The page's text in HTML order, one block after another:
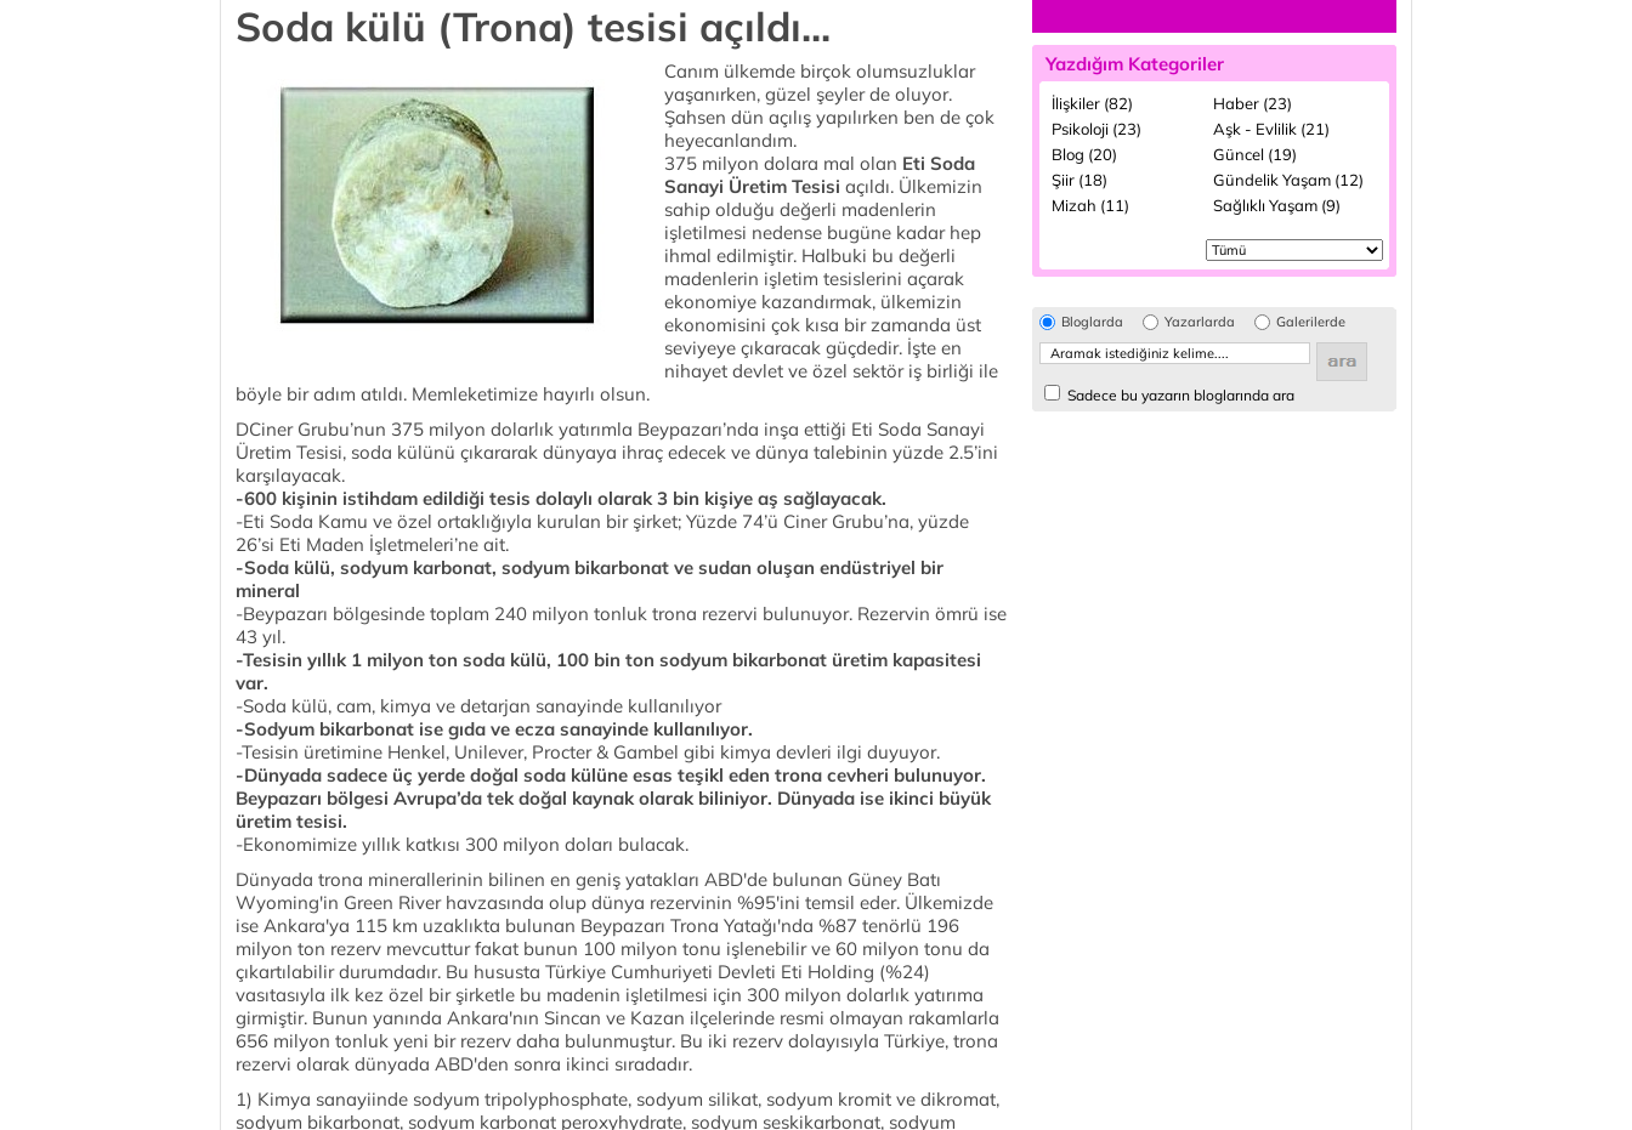
Soda külü (Trona) tesisi açıldı...
Canım ülkemde birçok olumsuzluklar
yaşanırken, güzel şeyler de oluyor.
Şahsen dün açılış yapılırken ben de çok
heyecanlandım.
375 milyon dolara mal olan Eti Soda
Sanayi Üretim Tesisi açıldı. Ülkemizin
sahip olduğu değerli madenlerin
işletilmesi nedense bugüne kadar hep
ihmal edilmiştir. Halbuki bu değerli
madenlerin işletim tesislerini açarak
ekonomiye kazandırmak, ülkemizin
ekonomisini çok kısa bir zamanda üst
seviyeye çıkaracak güçdedir. İşte en
nihayet devlet ve özel sektör iş birliği ile
böyle bir adım atıldı. Memleketimize hayırlı olsun.
DCiner Grubu’nun 375 milyon dolarlık yatırımla Beypazarı’nda inşa ettiği Eti Soda Sanayi
Üretim Tesisi, soda külünü çıkararak dünyaya ihraç edecek ve dünya talebinin yüzde 2.5’ini
karşılayacak.
-600 kişinin istihdam edildiği tesis dolaylı olarak 3 bin kişiye aş sağlayacak.
-Eti Soda Kamu ve özel ortaklığıyla kurulan bir şirket; Yüzde 74’ü Ciner Grubu’na, yüzde
26’si Eti Maden İşletmeleri’ne ait.
-Soda külü, sodyum karbonat, sodyum bikarbonat ve sudan oluşan endüstriyel bir
mineral
-Beypazarı bölgesinde toplam 240 milyon tonluk trona rezervi bulunuyor. Rezervin ömrü ise
43 yıl.
-Tesisin yıllık 1 milyon ton soda külü, 100 bin ton sodyum bikarbonat üretim kapasitesi
var.
-Soda külü, cam, kimya ve detarjan sanayinde kullanılıyor
-Sodyum bikarbonat ise gıda ve ecza sanayinde kullanılıyor.
-Tesisin üretimine Henkel, Unilever, Procter & Gambel gibi kimya devleri ilgi duyuyor.
-Dünyada sadece üç yerde doğal soda külüne esas teşikl eden trona cevheri bulunuyor.
Beypazarı bölgesi Avrupa’da tek doğal kaynak olarak biliniyor. Dünyada ise ikinci büyük
üretim tesisi.
-Ekonomimize yıllık katkısı 300 milyon doları bulacak.
Dünyada trona minerallerinin bilinen en geniş yatakları ABD'de bulunan Güney Batı
Wyoming'in Green River havzasında olup dünya rezervinin %95'ini temsil eder. Ülkemizde
ise Ankara'ya 115 km uzaklıkta bulunan Beypazarı Trona Yatağı'nda %87 tenörlü 196
milyon ton rezerv mevcuttur fakat bunun 100 milyon tonu işlenebilir ve 60 milyon tonu da
çıkartılabilir durumdadır. Bu hususta Türkiye Cumhuriyeti Devleti Eti Holding (%24)
vasıtasıyla ilk kez özel bir şirketle bu madenin işletilmesi için 300 milyon dolarlık yatırıma
girmiştir. Bunun yanında Ankara'nın Sincan ve Kazan ilçelerinde resmi olmayan rakamlarla
656 milyon tonluk yeni bir rezerv daha bulunmuştur. Bu iki rezerv dolayısıyla Türkiye, trona
rezervi olarak dünyada ABD'den sonra ikinci sıradadır.
1) Kimya sanayiinde sodyum tripolyphosphate, sodyum silikat, sodyum kromit ve dikromat,
sodyum bikarbonat, sodyum karbonat peroxyhydrate, sodyum seskikarbonat, sodyum
Yazdığım Kategoriler
İlişkiler (82)
Haber (23)
Psikoloji (23)
Aşk - Evlilik (21)
Blog (20)
Güncel (19)
Şiir (18)
Gündelik Yaşam (12)
Mizah (11)
Sağlıklı Yaşam (9)
Bloglarda Yazarlarda Galerilerde
Sadece bu yazarın bloglarında ara